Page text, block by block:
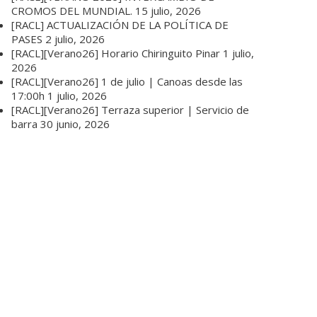
CROMOS DEL MUNDIAL. 15 julio, 2026
[RACL] ACTUALIZACIÓN DE LA POLÍTICA DE
PASES 2 julio, 2026
[RACL][Verano26] Horario Chiringuito Pinar 1 julio,
2026
[RACL][Verano26] 1 de julio | Canoas desde las
17:00h 1 julio, 2026
[RACL][Verano26] Terraza superior | Servicio de
barra 30 junio, 2026